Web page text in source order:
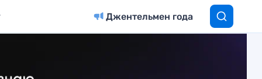
Джентельмен года